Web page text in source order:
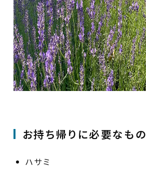
お持ち帰りに必要なもの
ハサミ